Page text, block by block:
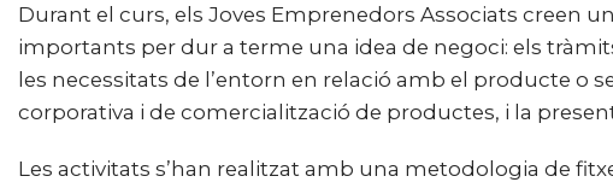
Durant el curs, els Joves Emprenedors Associats creen
importants per dur a terme una idea de negoci: els
les necessitats de l’entorn en relació amb el producte o
corporativa i de comercialització de productes, i la
Les activitats s’han realitzat amb una metodologia de